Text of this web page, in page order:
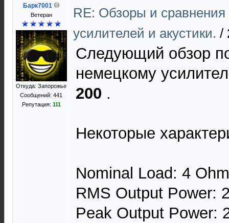
Барк7001
Ветеран
Откуда: Запорожье
Сообщений: 441
Репутация: 111
RE: Обзоры и
усилителей и акустики. /
Следующий обзор
немецкому
200 .
Некоторые
Nominal Load: 4
RMS Output Power:
Peak Output Power: